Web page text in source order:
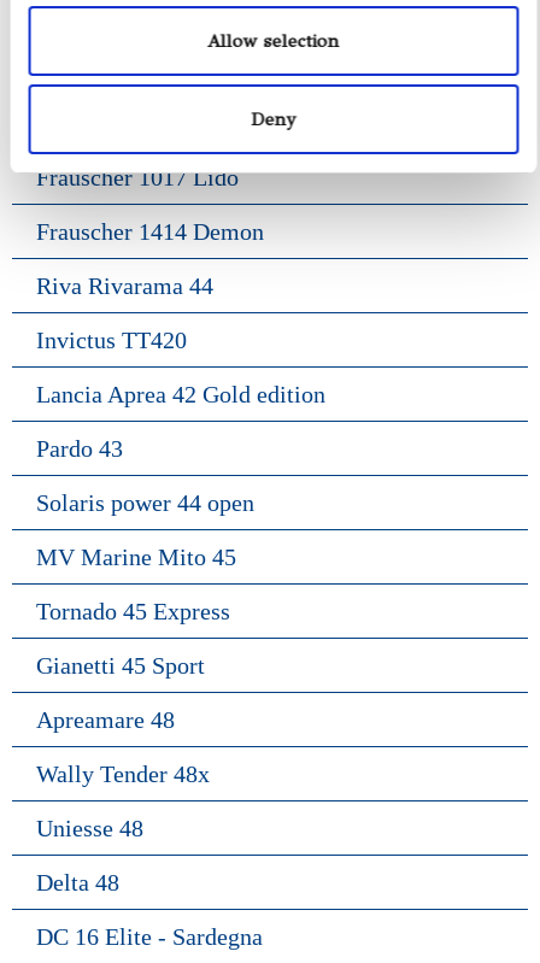
Allow selection
Deny
Genius 38
Pardo 38
Frauscher 1017 Lido
Frauscher 1414 Demon
Riva Rivarama 44
Invictus TT420
Lancia Aprea 42 Gold edition
Pardo 43
Solaris power 44 open
MV Marine Mito 45
Tornado 45 Express
Gianetti 45 Sport
Apreamare 48
Wally Tender 48x
Uniesse 48
Delta 48
DC 16 Elite - Sardegna